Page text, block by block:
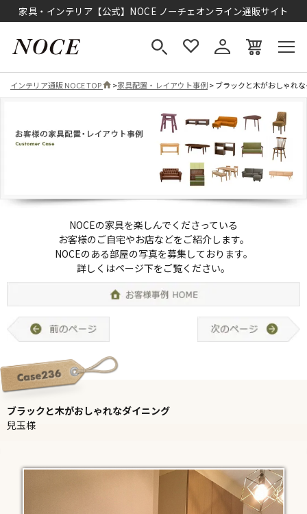
家具・インテリア【公式】NOCE ノーチェオンライン通販サイト
インテリア通販 NOCE TOP >家具配置・レイアウト事例> ブラックと木がおしゃれ
NOCEの家具を楽しんでくださっている
お客様のご自宅やお店などをご紹介します。
NOCEのある部屋の写真を募集しております。
詳しくはページ下をご覧ください。
ブラックと木がおしゃれなダイニング
兒玉様